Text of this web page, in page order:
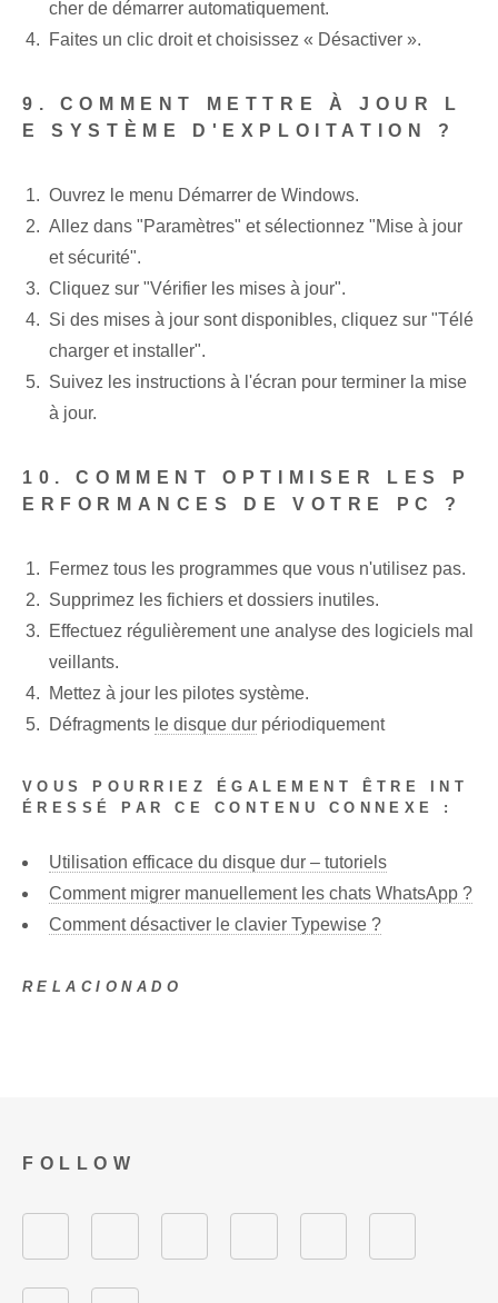
cher de démarrer automatiquement.
Faites un clic droit et choisissez « Désactiver ».
9. COMMENT METTRE À JOUR L
E SYSTÈME D'EXPLOITATION ?
Ouvrez le menu Démarrer de Windows.
Allez dans "Paramètres" et sélectionnez "Mise à jour
et sécurité".
Cliquez sur "Vérifier les mises à jour".
Si des mises à jour sont disponibles, cliquez sur "Télé
charger et installer".
Suivez les instructions à l'écran pour terminer la mise
à jour.
10. COMMENT OPTIMISER LES P
ERFORMANCES DE VOTRE PC ?
Fermez tous les programmes que vous n'utilisez pas.
Supprimez les fichiers et dossiers inutiles.
Effectuez régulièrement une analyse des logiciels mal
veillants.
Mettez à jour les pilotes système.
Défragments le disque dur périodiquement
VOUS POURRIEZ ÉGALEMENT ÊTRE INT
ÉRESSÉ PAR CE CONTENU CONNEXE :
Utilisation efficace du disque dur – tutoriels
Comment migrer manuellement les chats WhatsApp ?
Comment désactiver le clavier Typewise ?
RELACIONADO
FOLLOW